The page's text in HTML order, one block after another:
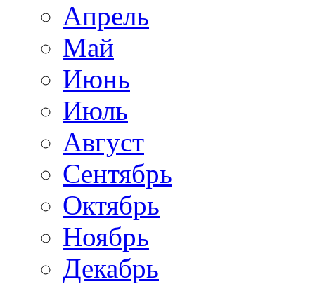
Апрель
Май
Июнь
Июль
Август
Сентябрь
Октябрь
Ноябрь
Декабрь